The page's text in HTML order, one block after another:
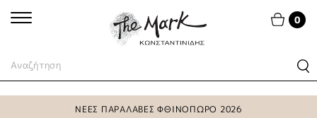
0
ΝΕΕΣ ΠΑΡΑΛΑΒΕΣ ΦΘΙΝΟΠΩΡΟ 2026